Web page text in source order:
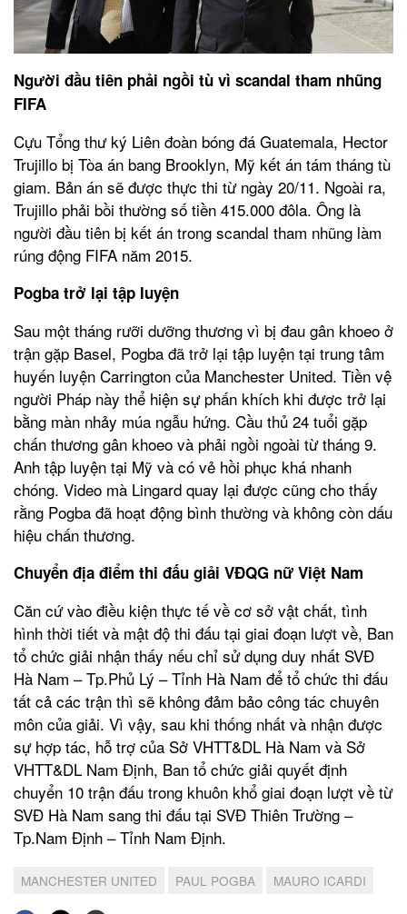
Người đầu tiên phải ngồi tù vì scandal tham nhũng
FIFA
Cựu Tổng thư ký Liên đoàn bóng đá Guatemala, Hector
Trujillo bị Tòa án bang Brooklyn, Mỹ kết án tám tháng tù
giam. Bản án sẽ được thực thi từ ngày 20/11. Ngoài ra,
Trujillo phải bồi thường số tiền 415.000 đôla. Ông là
người đầu tiên bị kết án trong scandal tham nhũng làm
rúng động FIFA năm 2015.
Pogba trở lại tập luyện
Sau một tháng rưỡi dưỡng thương vì bị đau gân khoeo ở
trận gặp Basel, Pogba đã trở lại tập luyện tại trung tâm
huyến luyện Carrington của Manchester United. Tiền vệ
người Pháp này thể hiện sự phấn khích khi được trở lại
bằng màn nhảy múa ngẫu hứng. Cầu thủ 24 tuổi gặp
chấn thương gân khoeo và phải ngồi ngoài từ tháng 9.
Anh tập luyện tại Mỹ và có vẻ hồi phục khá nhanh
chóng. Video mà Lingard quay lại được cũng cho thấy
rằng Pogba đã hoạt động bình thường và không còn dấu
hiệu chấn thương.
Chuyển địa điểm thi đấu giải VĐQG nữ Việt Nam
Căn cứ vào điều kiện thực tế về cơ sở vật chất, tình
hình thời tiết và mật độ thi đấu tại giai đoạn lượt về, Ban
tổ chức giải nhận thấy nếu chỉ sử dụng duy nhất SVĐ
Hà Nam – Tp.Phủ Lý – Tỉnh Hà Nam để tổ chức thi đấu
tất cả các trận thì sẽ không đảm bảo công tác chuyên
môn của giải. Vì vậy, sau khi thống nhất và nhận được
sự hợp tác, hỗ trợ của Sở VHTT&DL Hà Nam và Sở
VHTT&DL Nam Định, Ban tổ chức giải quyết định
chuyển 10 trận đấu trong khuôn khổ giai đoạn lượt về từ
SVĐ Hà Nam sang thi đấu tại SVĐ Thiên Trường –
Tp.Nam Định – Tỉnh Nam Định.
MANCHESTER UNITED PAUL POGBA MAURO ICARDI